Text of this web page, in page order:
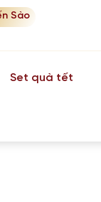
Sào
Set quà tết